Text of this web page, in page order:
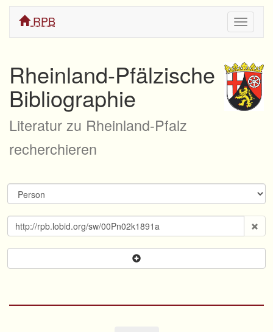
ein/
RPB
Rheinland-Pfälzische
Bibliographie
Literatur zu Rheinland-Pfalz
recherchieren